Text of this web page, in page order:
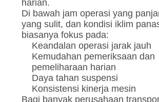
harian.
Di bawah jam operasi yang
yang sulit, dan kondisi iklim
biasanya fokus pada:
Keandalan operasi jarak jauh
Kemudahan pemeriksaan dan
pemeliharaan harian
Daya tahan suspensi
Konsistensi kinerja mesin
Bagi banyak perusahaan